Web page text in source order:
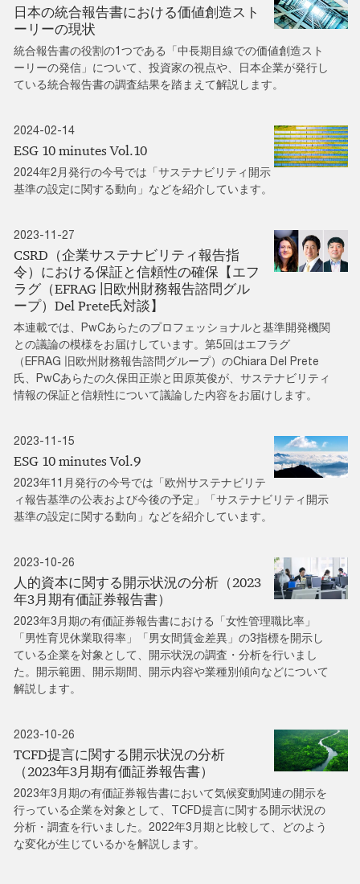
日本の統合報告書における価値創造スト
ーリーの現状
統合報告書の役割の1つである「中長期目線での価値創造スト
ーリーの発信」について、投資家の視点や、日本企業が発行し
ている統合報告書の調査結果を踏まえて解説します。
2024-02-14
ESG 10 minutes Vol.10
2024年2月発行の今号では「サステナビリティ開示
基準の設定に関する動向」などを紹介しています。
2023-11-27
CSRD（企業サステナビリティ報告指
令）における保証と信頼性の確保【エフ
ラグ（EFRAG 旧欧州財務報告諮問グル
ープ）Del Prete氏対談】
本連載では、PwCあらたのプロフェッショナルと基準開発機関
との議論の模様をお届けしています。第5回はエフラグ
（EFRAG 旧欧州財務報告諮問グループ）のChiara Del Prete
氏、PwCあらたの久保田正崇と田原英俊が、サステナビリティ
情報の保証と信頼性について議論した内容をお届けします。
2023-11-15
ESG 10 minutes Vol.9
2023年11月発行の今号では「欧州サステナビリテ
ィ報告基準の公表および今後の予定」「サステナビリティ開示
基準の設定に関する動向」などを紹介しています。
2023-10-26
人的資本に関する開示状況の分析（2023
年3月期有価証券報告書）
2023年3月期の有価証券報告書における「女性管理職比率」
「男性育児休業取得率」「男女間賃金差異」の3指標を開示し
ている企業を対象として、開示状況の調査・分析を行いまし
た。開示範囲、開示期間、開示内容や業種別傾向などについて
解説します。
2023-10-26
TCFD提言に関する開示状況の分析
（2023年3月期有価証券報告書）
2023年3月期の有価証券報告書において気候変動関連の開示を
行っている企業を対象として、TCFD提言に関する開示状況の
分析・調査を行いました。2022年3月期と比較して、どのよう
な変化が生じているかを解説します。